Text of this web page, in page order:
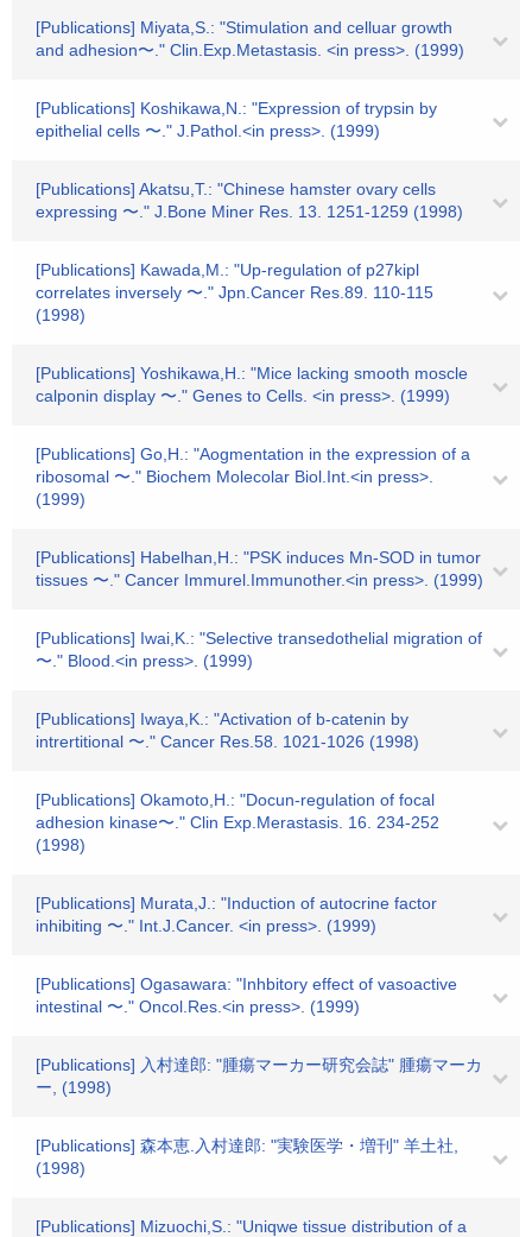
[Publications] Miyata,S.: "Stimulation and celluar growth
and adhesion〜." Clin.Exp.Metastasis. <in press>. (1999)
[Publications] Koshikawa,N.: "Expression of trypsin by
epithelial cells 〜." J.Pathol.<in press>. (1999)
[Publications] Akatsu,T.: "Chinese hamster ovary cells
expressing 〜." J.Bone Miner Res. 13. 1251-1259 (1998)
[Publications] Kawada,M.: "Up-regulation of p27kipl
correlates inversely 〜." Jpn.Cancer Res.89. 110-115
(1998)
[Publications] Yoshikawa,H.: "Mice lacking smooth moscle
calponin display 〜." Genes to Cells. <in press>. (1999)
[Publications] Go,H.: "Aogmentation in the expression of a
ribosomal 〜." Biochem Molecolar Biol.Int.<in press>.
(1999)
[Publications] Habelhan,H.: "PSK induces Mn-SOD in tumor
tissues 〜." Cancer Immurel.Immunother.<in press>. (1999)
[Publications] Iwai,K.: "Selective transedothelial migration of
〜." Blood.<in press>. (1999)
[Publications] Iwaya,K.: "Activation of b-catenin by
intrertitional 〜." Cancer Res.58. 1021-1026 (1998)
[Publications] Okamoto,H.: "Docun-regulation of focal
adhesion kinase〜." Clin Exp.Merastasis. 16. 234-252
(1998)
[Publications] Murata,J.: "Induction of autocrine factor
inhibiting 〜." Int.J.Cancer. <in press>. (1999)
[Publications] Ogasawara: "Inhbitory effect of vasoactive
intestinal 〜." Oncol.Res.<in press>. (1999)
[Publications] 入村達郎: "腫瘍マーカー研究会誌" 腫瘍マーカ
ー, (1998)
[Publications] 森本恵.入村達郎: "実験医学・増刊" 羊土社,
(1998)
[Publications] Mizuochi,S.: "Uniqwe tissue distribution of a